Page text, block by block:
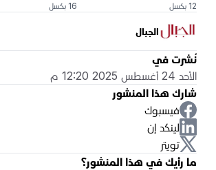
12 بكسل 16 بكسل
الجبال
نُشرت في
الأحد 24 أغسطس 2025 12:20 م
شارك هذا المنشور
فيسبوك
لينكد إن
تويتر
ما رأيك في هذا المنشور؟